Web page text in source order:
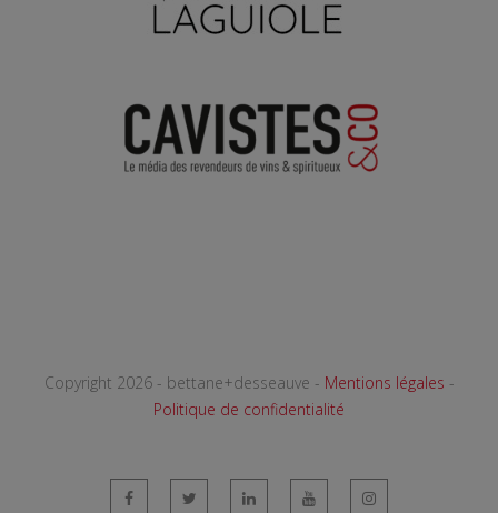
Copyright 2026 - bettane+desseauve - Mentions légales -
Politique de confidentialité